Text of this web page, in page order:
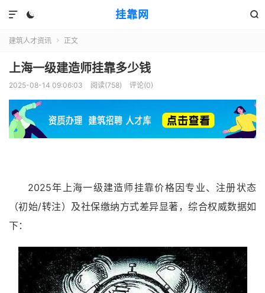
挂靠网 


建筑人才资讯  正文
上海一级建造师挂靠多少钱
2025-08-14 09:06:03 阅读(758) 评论(0)
2025年上海一级建造师挂靠价格因专业、注册状态
（初始/转注）及社保缴纳方式差异显著，综合权威数据如
下：